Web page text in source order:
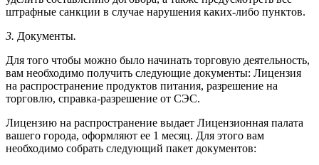
штрафные санкции в случае нарушения каких-либо пунктов.
3. Документы.
Для того чтобы можно было начинать торговую деятельность,
вам необходимо получить следующие документы: Лицензия
на распространение продуктов питания, разрешение на
торговлю, справка-разрешение от СЭС.
Лицензию на распространение выдает Лицензионная палата
вашего города, оформляют ее 1 месяц. Для этого вам
необходимо собрать следующий пакет документов: